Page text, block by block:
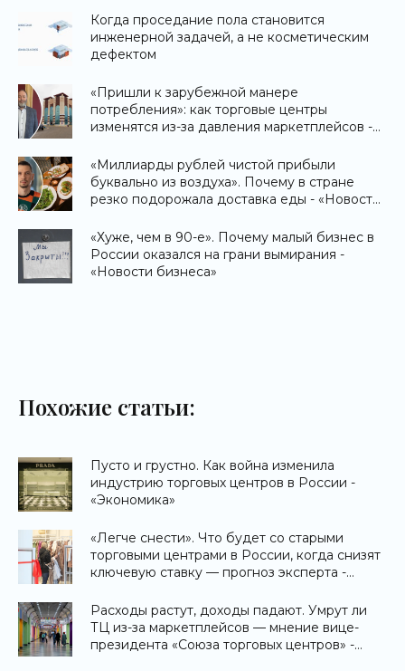
Когда проседание пола становится
инженерной задачей, а не косметическим
дефектом
«Пришли к зарубежной манере
потребления»: как торговые центры
изменятся из-за давления маркетплейсов -
«Миллиарды рублей чистой прибыли
буквально из воздуха». Почему в стране
резко подорожала доставка еды - «Новости
«Хуже, чем в 90-е». Почему малый бизнес в
России оказался на грани вымирания -
«Новости бизнеса»
Похожие статьи:
Пусто и грустно. Как война изменила
индустрию торговых центров в России -
«Экономика»
«Легче снести». Что будет со старыми
торговыми центрами в России, когда снизят
ключевую ставку — прогноз эксперта -
Расходы растут, доходы падают. Умрут ли
ТЦ из-за маркетплейсов — мнение вице-
президента «Союза торговых центров» -